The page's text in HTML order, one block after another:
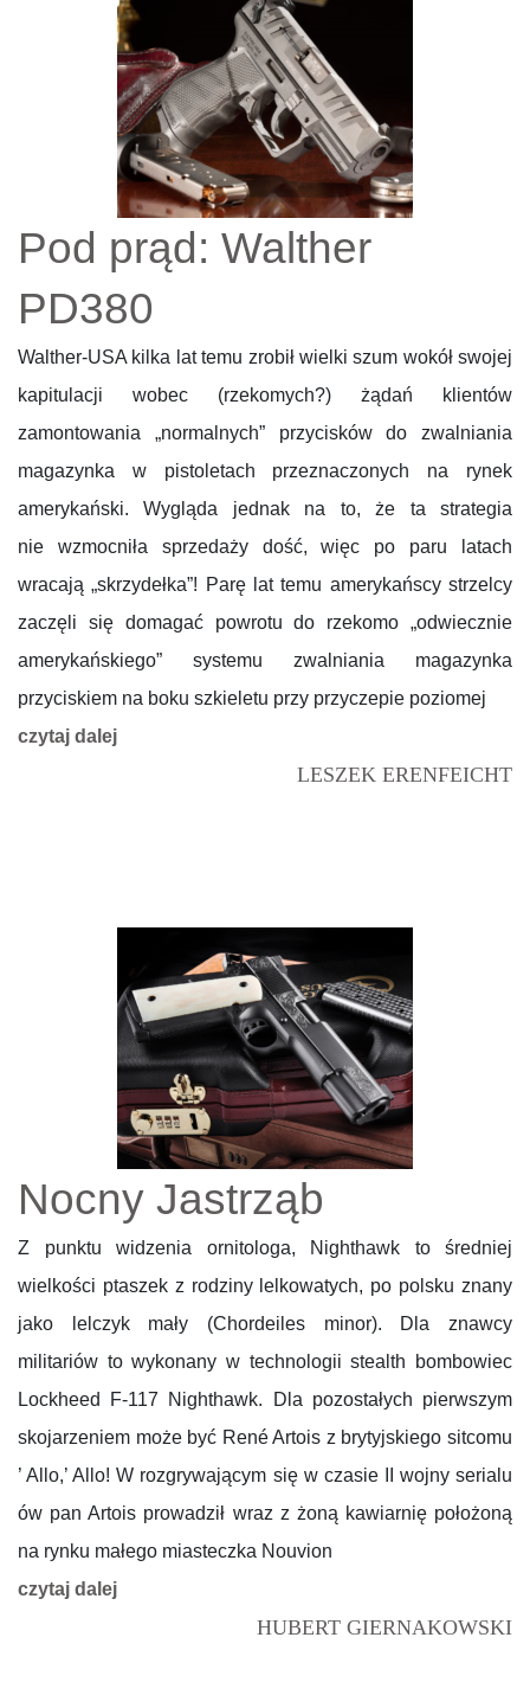
Pod prąd: Walther
PD380
Walther-USA kilka lat temu zrobił wielki szum wokół swojej
kapitulacji wobec (rzekomych?) żądań klientów
zamontowania „normalnych” przycisków do zwalniania
magazynka w pistoletach przeznaczonych na rynek
amerykański. Wygląda jednak na to, że ta strategia
nie wzmocniła sprzedaży dość, więc po paru latach
wracają „skrzydełka”! Parę lat temu amerykańscy strzelcy
zaczęli się domagać powrotu do rzekomo „odwiecznie
amerykańskiego” systemu zwalniania magazynka
przyciskiem na boku szkieletu przy przyczepie poziomej
czytaj dalej
LESZEK ERENFEICHT
Nocny Jastrząb
Z punktu widzenia ornitologa, Nighthawk to średniej
wielkości ptaszek z rodziny lelkowatych, po polsku znany
jako lelczyk mały (Chordeiles minor). Dla znawcy
militariów to wykonany w technologii stealth bombowiec
Lockheed F-117 Nighthawk. Dla pozostałych pierwszym
skojarzeniem może być René Artois z brytyjskiego sitcomu
’ Allo,’ Allo! W rozgrywającym się w czasie II wojny serialu
ów pan Artois prowadził wraz z żoną kawiarnię położoną
na rynku małego miasteczka Nouvion
czytaj dalej
HUBERT GIERNAKOWSKI